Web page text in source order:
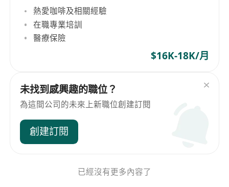
熱愛咖啡及相關經驗
在職專業培訓
醫療保險
$16K-18K/月
未找到感興趣的職位？
為這間公司的未來上新職位創建訂閱
創建訂閱
已經沒有更多內容了